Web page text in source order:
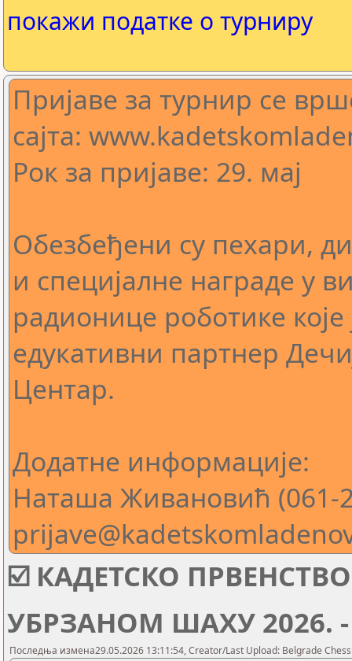
покажи податке о турниру
Пријаве за турнир се
сајта:
Рок за пријаве: 29. мај
Обезбеђени су пехари,
и специјалне награде у
радионице роботике
едукативни партнер
Центар.
Додатне информације:
Наташа Живановић (061-
☑️ КАДЕТСКО
УБРЗАНОМ ШАХУ 2026. -
Последња измена29.05.2026 13:11:54, Creator/Last Upload: Belgrade